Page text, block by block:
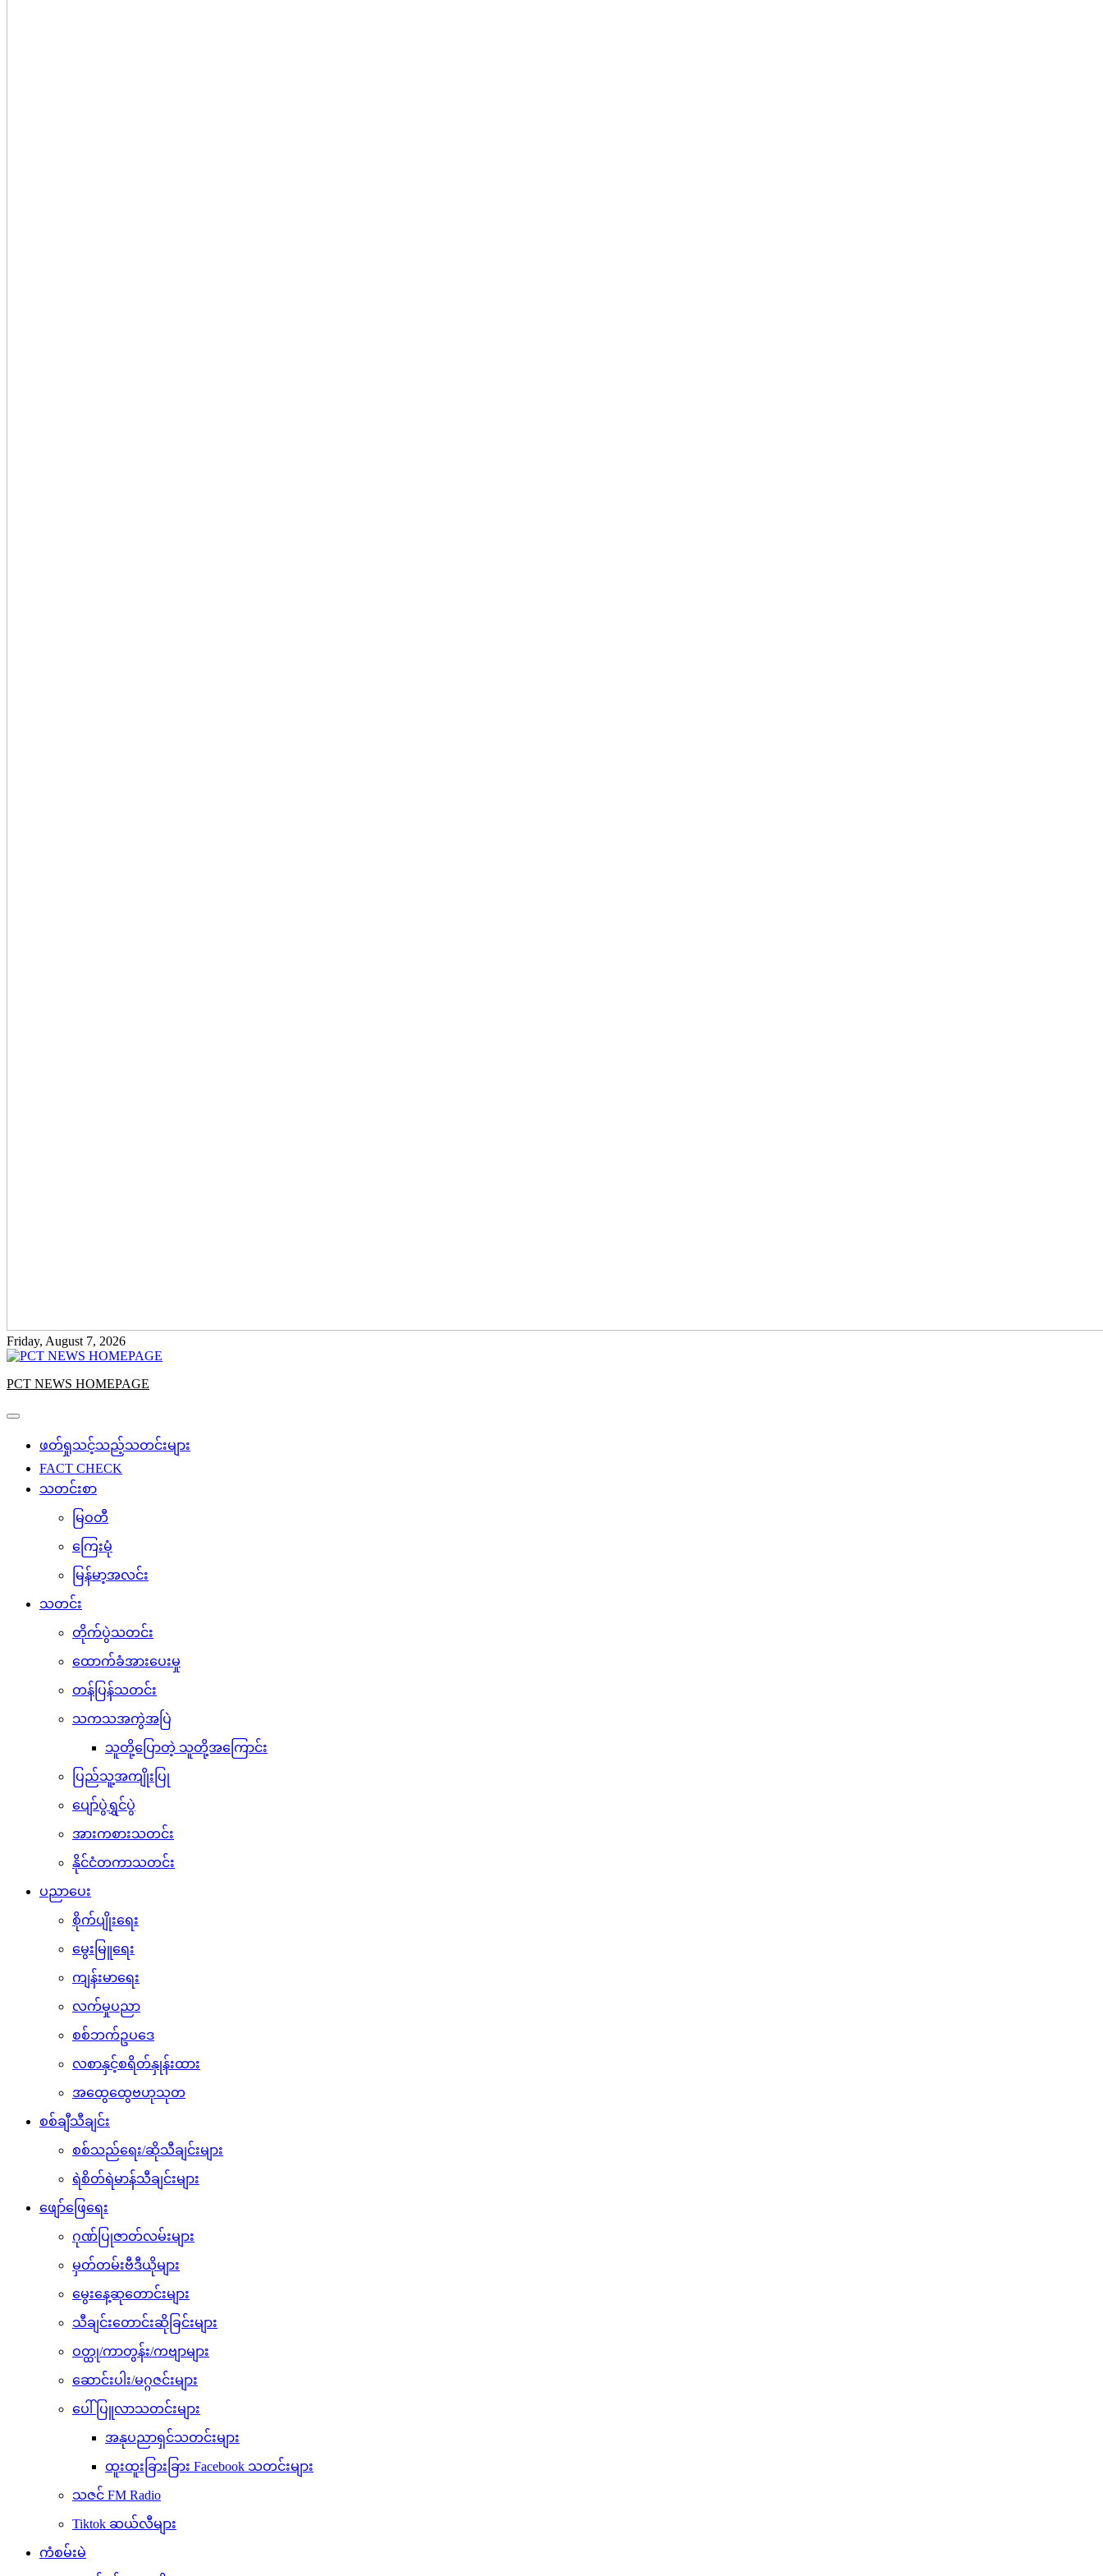
Friday, August 7, 2026
PCT NEWS HOMEPAGE
ဖတ်ရှုသင့်သည့်သတင်းများ
FACT CHECK
သတင်းစာ
မြဝတီ
ကြေးမုံ
မြန်မာ့အလင်း
သတင်း
တိုက်ပွဲသတင်း
ထောက်ခံအားပေးမှု
တန်ပြန်သတင်း
သကသအကွဲအပြဲ
သူတို့ပြောတဲ့ သူတို့အကြောင်း
ပြည်သူ့အကျိုးပြု
ပျော်ပွဲရွှင်ပွဲ
အားကစားသတင်း
နိုင်ငံတကာသတင်း
ပညာပေး
စိုက်ပျိုးရေး
မွေးမြူရေး
ကျန်းမာရေး
လက်မှုပညာ
စစ်ဘက်ဥပဒေ
လစာနှင့်စရိတ်နှုန်းထား
အထွေထွေဗဟုသုတ
စစ်ချီသီချင်း
စစ်သည်ရေး/ဆိုသီချင်းများ
ရဲစိတ်ရဲမာန်သီချင်းများ
ဖျော်ဖြေရေး
ဂုဏ်ပြုဇာတ်လမ်းများ
မှတ်တမ်းဗီဒီယိုများ
မွေးနေ့ဆုတောင်းများ
သီချင်းတောင်းဆိုခြင်းများ
ဝတ္ထု/ကာတွန်း/ကဗျာများ
ဆောင်းပါး/မဂ္ဂဇင်းများ
ပေါ်ပြူလာသတင်းများ
အနုပညာရှင်သတင်းများ
ထူးထူးခြားခြား Facebook သတင်းများ
သဇင် FM Radio
Tiktok ဆယ်လီများ
ကံစမ်းမဲ